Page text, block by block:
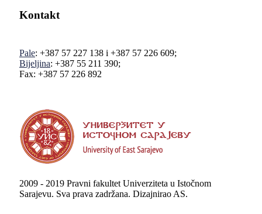
Kontakt
Pale: +387 57 227 138 i +387 57 226 609;
Bijeljina: +387 55 211 390;
Fax: +387 57 226 892
2009 - 2019 Pravni fakultet Univerziteta u Istočnom
Sarajevu. Sva prava zadržana. Dizajnirao AS.